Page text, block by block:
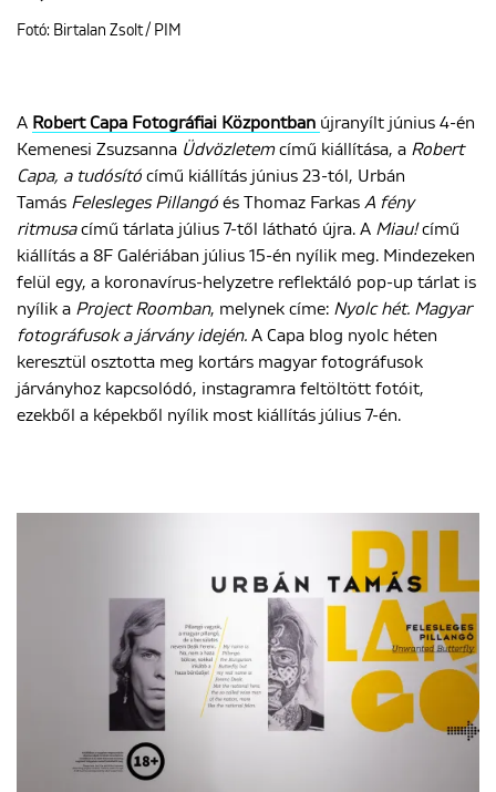
Fotó: Birtalan Zsolt / PIM
A Robert Capa Fotográfiai Központban újranyílt június 4-én
Kemenesi Zsuzsanna Üdvözletemcímű kiállítása, a Robert
Capa, a tudósító című kiállítás június 23-tól, Urbán
Tamás Felesleges Pillangó és Thomaz Farkas A fény
ritmusacímű tárlata július 7-től látható újra. A Miau!című
kiállítás a 8F Galériában július 15-én nyílik meg. Mindezeken
felül egy, a koronavírus-helyzetre reflektáló pop-up tárlat is
nyílik a Project Roomban, melynek címe: Nyolc hét. Magyar
fotográfusok a járvány idején. A Capa blog nyolc héten
keresztül osztotta meg kortárs magyar fotográfusok
járványhoz kapcsolódó, instagramra feltöltött fotóit,
ezekből a képekből nyílik most kiállítás július 7-én.